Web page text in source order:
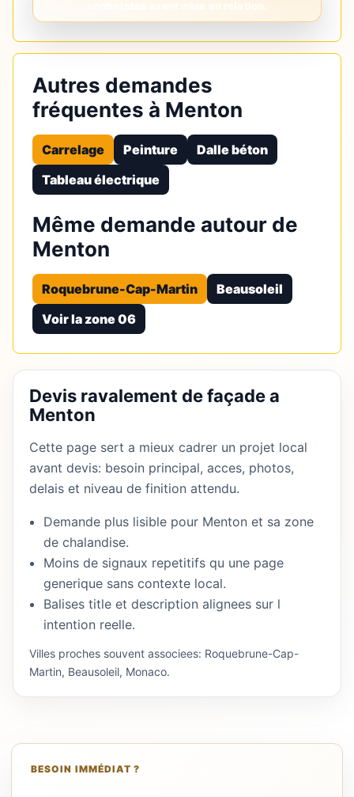
Autres demandes
fréquentes à Menton
Carrelage Peinture
Dalle béton
Tableau électrique
Même demande autour de
Menton
Roquebrune-Cap-Martin
Beausoleil
Voir la zone 06
Devis ravalement de façade a
Menton
Cette page sert a mieux cadrer un projet local
avant devis: besoin principal, acces, photos,
delais et niveau de finition attendu.
Demande plus lisible pour Menton et sa zone
de chalandise.
Moins de signaux repetitifs qu une page
generique sans contexte local.
Balises title et description alignees sur l
intention reelle.
Villes proches souvent associees: Roquebrune-Cap-
Martin, Beausoleil, Monaco.
BESOIN IMMÉDIAT ?